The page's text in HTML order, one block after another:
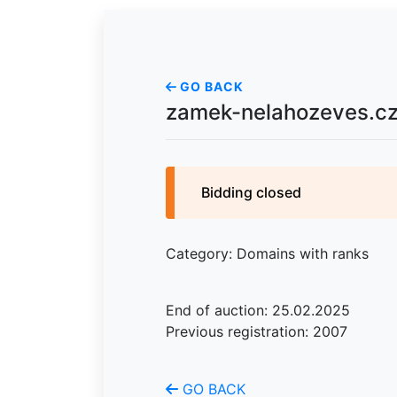
GO BACK
zamek-
Bidding closed
Category: Domains with ranks
End of auction: 25.02.2025
Previous registration: 2007
GO BACK